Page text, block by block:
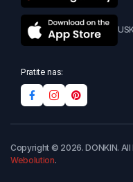
Pratite nas:
Copyright © 2026. DONKIN.
Webolution.